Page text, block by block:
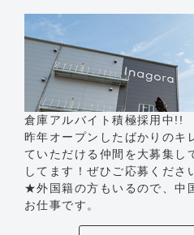
倉庫アルバイト積極採用中!!
昨年オープンしたばかりのキ
ていただける仲間を大募集し
してます！ぜひご応募くださ
★外国籍の方もいるので、中
お仕事です。